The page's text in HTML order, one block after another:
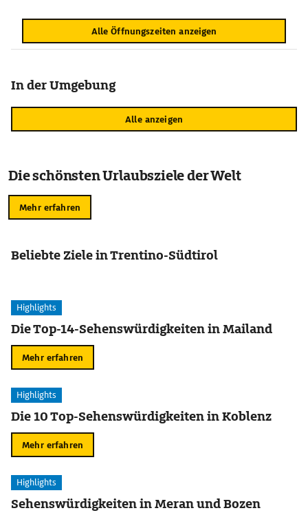
Alle Öffnungszeiten anzeigen
In der Umgebung
Alle anzeigen
Die schönsten Urlaubsziele der Welt
Mehr erfahren
Beliebte Ziele in Trentino-Südtirol
Highlights
Die Top-14-Sehenswürdigkeiten in Mailand
Mehr erfahren
Highlights
Die 10 Top-Sehenswürdigkeiten in Koblenz
Mehr erfahren
Highlights
Sehenswürdigkeiten in Meran und Bozen